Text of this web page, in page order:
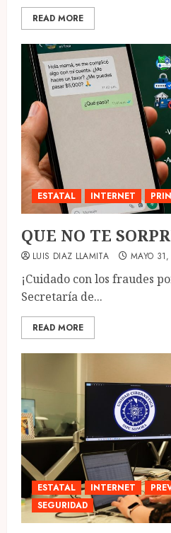
READ MORE
ESTATAL INTERNET
QUE NO TE
LUIS DIAZ LLAMITA MAYO
¡Cuidado con los fraudes
Secretaría de...
READ MORE
ESTATAL INTERNET
SEGURIDAD